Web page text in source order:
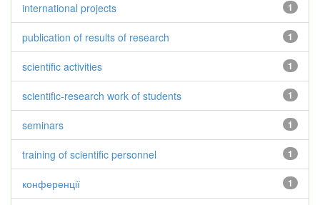
1
international projects
1
publication of results of research
1
scientific activities
1
scientific-research work of students
1
seminars
1
training of scientific personnel
1
конференції